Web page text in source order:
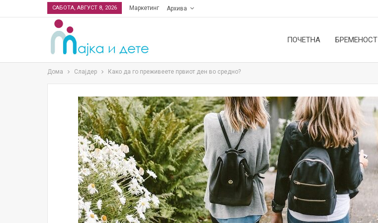
САБОТА, АВГУСТ 8, 2026 Маркетинг Архива
ПОЧЕТНА БРЕМЕНОСТ
Дома Слајдер Како да го преживеете првиот ден во средно?